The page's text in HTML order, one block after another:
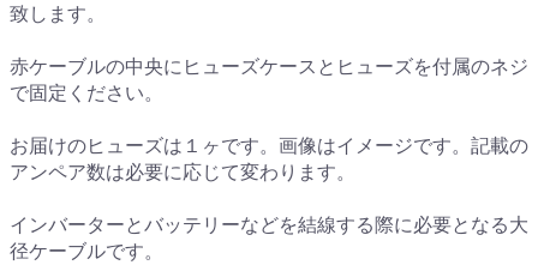
致します。
赤ケーブルの中央にヒューズケースとヒューズを付属のネジ
で固定ください。
お届けのヒューズは１ヶです。画像はイメージです。記載の
アンペア数は必要に応じて変わります。
インバーターとバッテリーなどを結線する際に必要となる大
径ケーブルです。